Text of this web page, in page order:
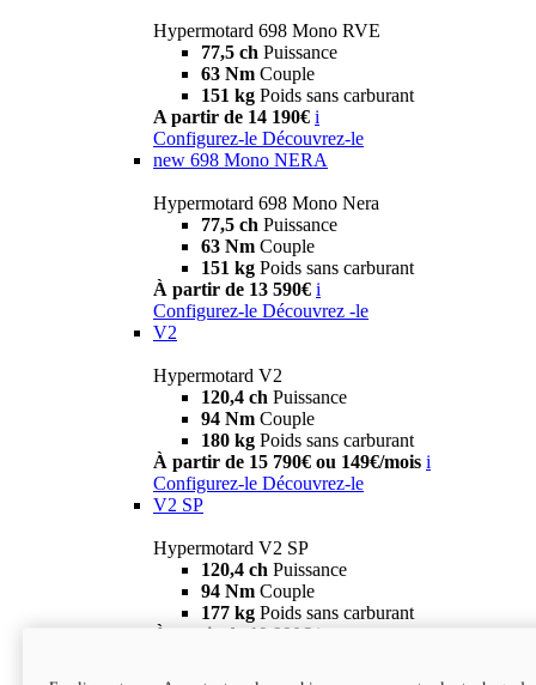
Hypermotard 698 Mono RVE
77,5 ch Puissance
63 Nm Couple
151 kg Poids sans carburant
A partir de 14 190€ i
Configurez-le Découvrez-le
new 698 Mono NERA
Hypermotard 698 Mono Nera
77,5 ch Puissance
63 Nm Couple
151 kg Poids sans carburant
À partir de 13 590€ i
Configurez-le Découvrez -le
V2
Hypermotard V2
120,4 ch Puissance
94 Nm Couple
180 kg Poids sans carburant
À partir de 15 790€ ou 149€/mois i
Configurez-le Découvrez-le
V2 SP
Hypermotard V2 SP
120,4 ch Puissance
94 Nm Couple
177 kg Poids sans carburant
À partir de 19 990€ i
new
V2 SP 100